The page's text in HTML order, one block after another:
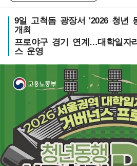
9일 고척돔 광장서 '2026 청년
개최
프로야구 경기 연계…대학일자
스 운영